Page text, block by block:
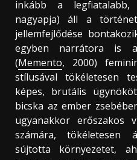
inkább a
nagyapja) áll a
jellemfejlődése
egyben narrátora is
(Memento, 2000)
stílusával tökéletesen
képes, brutális
bicska az ember
ugyanakkor
számára, tökéletesen
sújtotta környezetet,